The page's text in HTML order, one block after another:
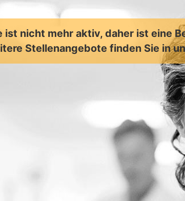
ist nicht mehr aktiv, daher ist eine
Stellenangebote finden Sie in